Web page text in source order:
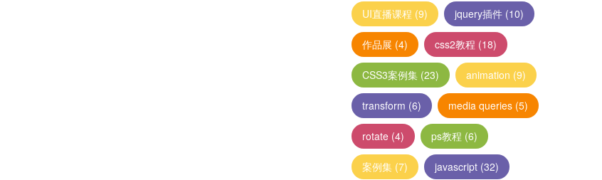
UI直播课程 (9) jquery插件 (10)
作品展 (4) css2教程 (18)
CSS3案例集 (23) animation (9)
transform (6) media queries (5)
rotate (4) ps教程 (6)
案例集 (7) javascript (32)